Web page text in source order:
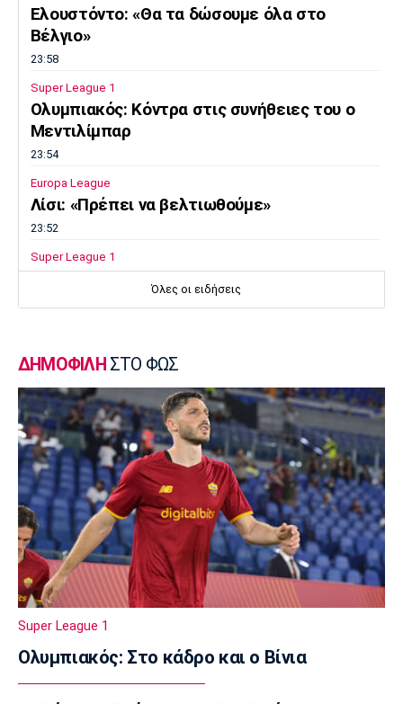
Ελουστόντο: «Θα τα δώσουμε όλα στο
Βέλγιο»
23:58
Super League 1
Ολυμπιακός: Κόντρα στις συνήθειες του ο
Μεντιλίμπαρ
23:54
Europa League
Λίσι: «Πρέπει να βελτιωθούμε»
23:52
Super League 1
Επιστρέφει αύριο στη Θεσσαλονίκη ο
Επίσημα στον Άρη ο Άνταμ Μοκόκα
23:35
Europa League
Μπρούνο: «Δουλέψαμε καλά στην άμυνα»
23:32
Ποδόσφαιρο - Διεθνή
Κακή εβδομάδα για τη βαθμολογία της UEFA
23:23
Γ Εθνική
Αστέρας Βάρης: Νέες προσθήκες στο
ρόστερ
Conference League
Όλες οι ειδήσεις
ΔΗΜΟΦΙΛΗ ΣΤΟ ΦΩΣ
Super League 1
Ολυμπιακός: Στο κάδρο και ο Βίνια